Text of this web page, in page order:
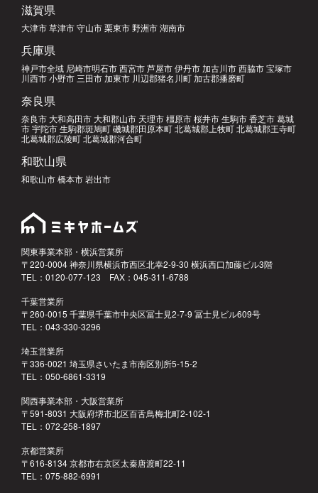
滋賀県
大津市 草津市 守山市 栗東市 野洲市 湖南市
兵庫県
神戸市全域 尼崎市明石市 西宮市 芦屋市 伊丹市 加古川市 西脇市 宝塚市
川西市 小野市 三田市 加東市 川辺郡猪名川町 加古郡播磨町
奈良県
奈良市 大和高田市 大和郡山市 天理市 橿原市 桜井市 生駒市 香芝市 葛城
市 宇陀市 生駒郡斑鳩町 磯城郡田原本町 北葛城郡上牧町 北葛城郡王寺町
北葛城郡広陵町 北葛城郡河合町
和歌山県
和歌山市 橋本市 岩出市
関東事業本部・横浜営業所
〒220-0004 神奈川県横浜市西区北幸2-9-30 横浜西口加藤ビル3階
TEL：0120-077-123 FAX：045-311-6788
千葉営業所
〒260-0015 千葉県千葉市中央区冨士見2-7-9 冨士見ビル609号
TEL：043-330-3296
埼玉営業所
〒336-0021 埼玉県さいたま市南区別所5-15-2
TEL：050-6861-3319
関西事業本部・大阪営業所
〒591-8031 大阪府堺市北区百舌鳥梅北町2-102-1
TEL：072-258-1897
京都営業所
〒616-8134 京都市右京区太秦唐渡町22-11
TEL：075-882-6991